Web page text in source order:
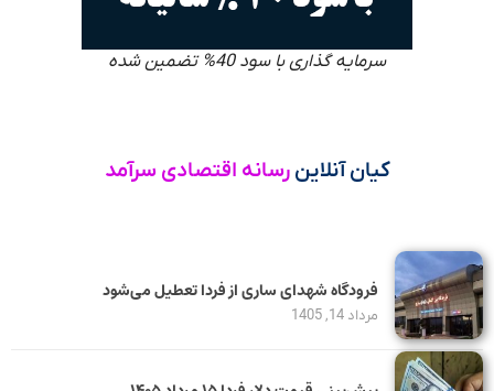
سرمایه گذاری با سود 40% تضمین شده
کیان آنلاین رسانه اقتصادی سرآمد
فرودگاه شهدای ساری از فردا تعطیل می‌شود
مرداد 14, 1405